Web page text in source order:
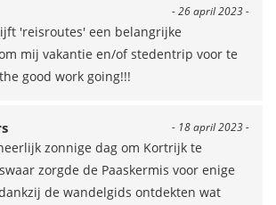
- 26 april 2023 -
'reisroutes' een belangrijke
mij vakantie en/of stedentrip voor te
good work going!!!
- 18 april 2023 -
zonnige dag om Kortrijk te
zorgde de Paaskermis voor enige
de wandelgids ontdekten wat